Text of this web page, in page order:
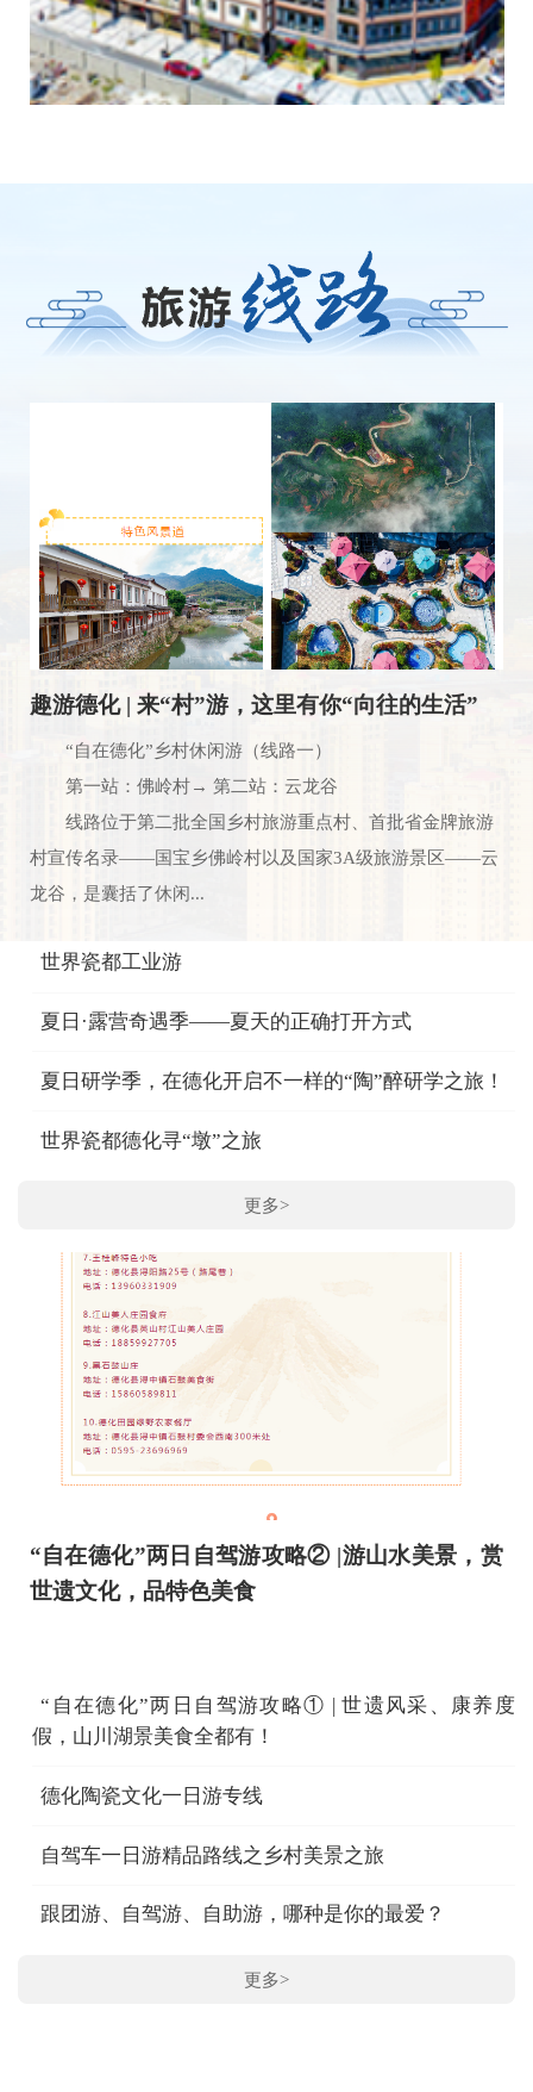
趣游德化 | 来“村”游，这里有你“向往的生活”
“自在德化”乡村休闲游（线路一）
第一站：佛岭村→ 第二站：云龙谷
线路位于第二批全国乡村旅游重点村、首批省金牌旅游
村宣传名录——国宝乡佛岭村以及国家3A级旅游景区——云
龙谷，是囊括了休闲...
世界瓷都工业游
夏日·露营奇遇季——夏天的正确打开方式
夏日研学季，在德化开启不一样的“陶”醉研学之旅！
世界瓷都德化寻“墩”之旅
更多>
“自在德化”两日自驾游攻略② |游山水美景，赏
世遗文化，品特色美食
“自在德化”两日自驾游攻略① | 世遗风采、康养度
假，山川湖景美食全都有！
德化陶瓷文化一日游专线
自驾车一日游精品路线之乡村美景之旅
跟团游、自驾游、自助游，哪种是你的最爱？
更多>